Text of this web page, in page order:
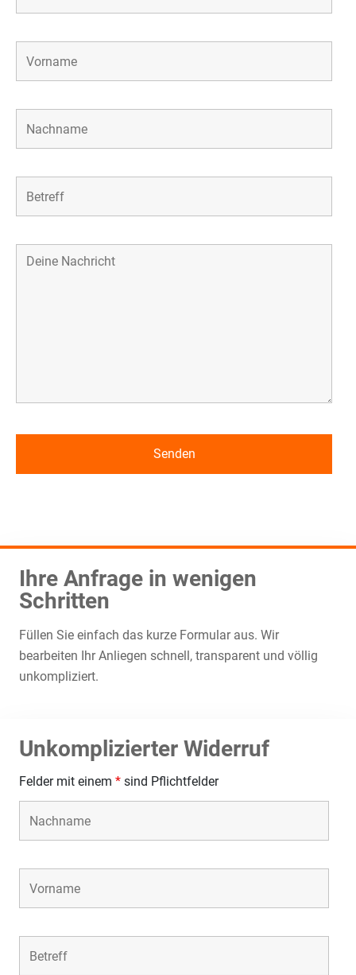
Ihre Anfrage in wenigen
Schritten
Füllen Sie einfach das kurze Formular aus. Wir
bearbeiten Ihr Anliegen schnell, transparent und völlig
unkompliziert.
Unkomplizierter Widerruf
Felder mit einem * sind Pflichtfelder